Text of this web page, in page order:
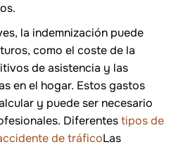
la indemnización puede
como el coste de la
de asistencia y las
en el hogar. Estos gastos
y puede ser necesario
Diferentestipos de
de tráficoLas